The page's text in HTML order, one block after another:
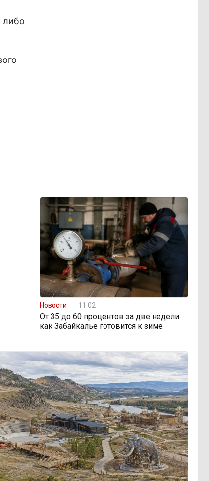
либо
Новости 11:02
От 35 до 60 процентов за две недели:
как Забайкалье готовится к зиме